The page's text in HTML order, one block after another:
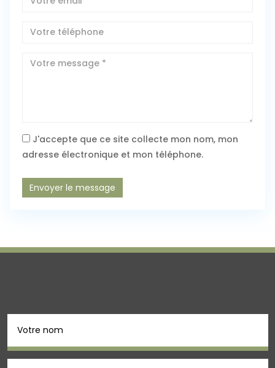
J'accepte que ce site collecte mon nom, mon
adresse électronique et mon téléphone.
Envoyer le message